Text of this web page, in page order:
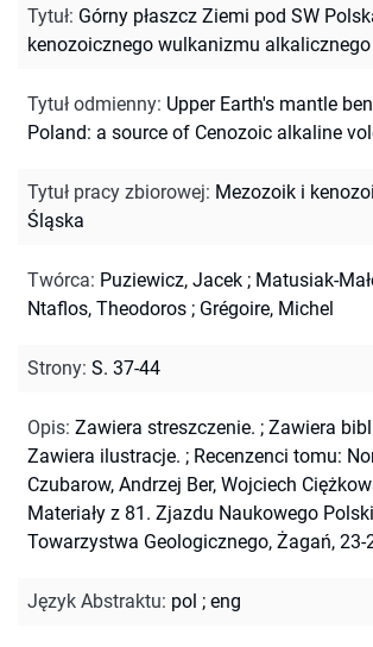
Tytuł: Górny płaszcz Ziemi pod SW
kenozoicznego wulkanizmu alkalicznego
Tytuł odmienny: Upper Earth's mantle
Poland: a source of Cenozoic alkaline
Tytuł pracy zbiorowej: Mezozoik i
Śląska
Twórca: Puziewicz, Jacek ; Matusiak-
Ntaflos, Theodoros ; Grégoire, Michel
Strony: S. 37-44
Opis: Zawiera streszczenie. ; Zawiera
Zawiera ilustracje. ; Recenzenci tomu:
Czubarow, Andrzej Ber, Wojciech
Materiały z 81. Zjazdu Naukowego
Towarzystwa Geologicznego, Żagań, 23-
Język Abstraktu: pol ; eng